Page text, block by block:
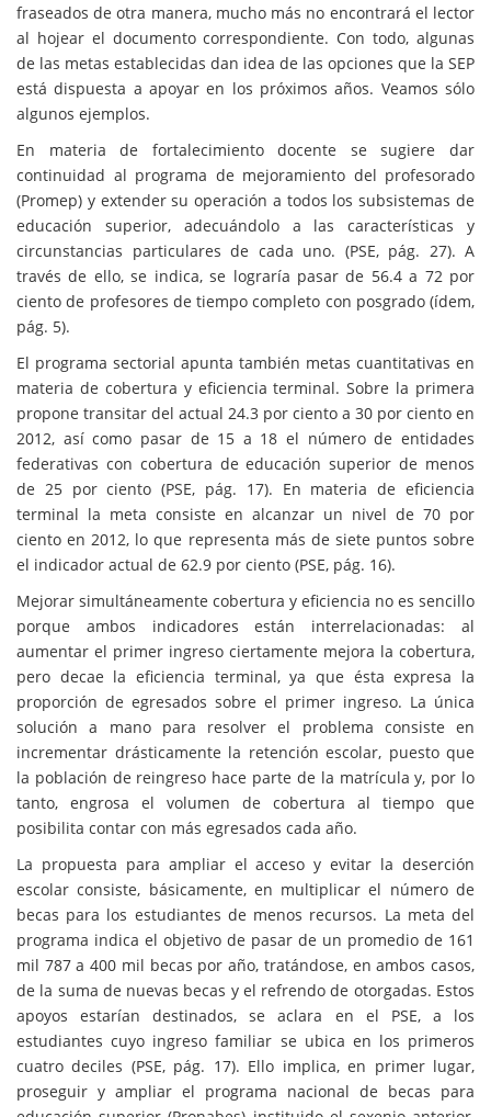
fraseados de otra manera, mucho más no encontrará el lector
al hojear el documento correspondiente. Con todo, algunas
de las metas establecidas dan idea de las opciones que la SEP
está dispuesta a apoyar en los próximos años. Veamos sólo
algunos ejemplos.
En materia de fortalecimiento docente se sugiere dar
continuidad al programa de mejoramiento del profesorado
(Promep) y extender su operación a todos los subsistemas de
educación superior, adecuándolo a las características y
circunstancias particulares de cada uno. (PSE, pág. 27). A
través de ello, se indica, se lograría pasar de 56.4 a 72 por
ciento de profesores de tiempo completo con posgrado (ídem,
pág. 5).
El programa sectorial apunta también metas cuantitativas en
materia de cobertura y eficiencia terminal. Sobre la primera
propone transitar del actual 24.3 por ciento a 30 por ciento en
2012, así como pasar de 15 a 18 el número de entidades
federativas con cobertura de educación superior de menos
de 25 por ciento (PSE, pág. 17). En materia de eficiencia
terminal la meta consiste en alcanzar un nivel de 70 por
ciento en 2012, lo que representa más de siete puntos sobre
el indicador actual de 62.9 por ciento (PSE, pág. 16).
Mejorar simultáneamente cobertura y eficiencia no es sencillo
porque ambos indicadores están interrelacionadas: al
aumentar el primer ingreso ciertamente mejora la cobertura,
pero decae la eficiencia terminal, ya que ésta expresa la
proporción de egresados sobre el primer ingreso. La única
solución a mano para resolver el problema consiste en
incrementar drásticamente la retención escolar, puesto que
la población de reingreso hace parte de la matrícula y, por lo
tanto, engrosa el volumen de cobertura al tiempo que
posibilita contar con más egresados cada año.
La propuesta para ampliar el acceso y evitar la deserción
escolar consiste, básicamente, en multiplicar el número de
becas para los estudiantes de menos recursos. La meta del
programa indica el objetivo de pasar de un promedio de 161
mil 787 a 400 mil becas por año, tratándose, en ambos casos,
de la suma de nuevas becas y el refrendo de otorgadas. Estos
apoyos estarían destinados, se aclara en el PSE, a los
estudiantes cuyo ingreso familiar se ubica en los primeros
cuatro deciles (PSE, pág. 17). Ello implica, en primer lugar,
proseguir y ampliar el programa nacional de becas para